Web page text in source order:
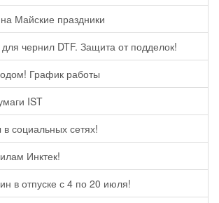
Майские праздники
чернил DTF. Защита от подделок!
График работы
IST
социальных сетях!
Инктек!
в отпуске с 4 по 20 июля!